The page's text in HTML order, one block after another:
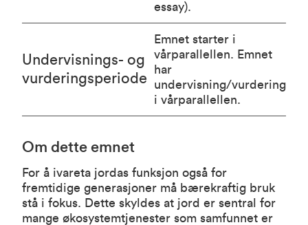
Om dette emnet
For å ivareta jordas funksjon også for
fremtidige generasjoner må bærekraftig bruk
stå i fokus. Dette skyldes at jord er sentral for
mange økosystemtjenester som samfunnet er
essay).
Undervisnings- og
vurderingsperiode
Emnet starter i
vårparallellen. Emnet
har
undervisning/vurdering
i vårparallellen.